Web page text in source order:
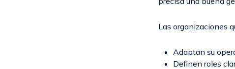
Las organizaciones
Adaptan su
Definen roles